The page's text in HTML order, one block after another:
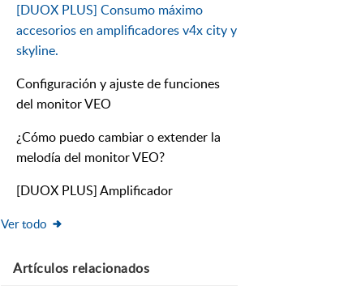
[DUOX PLUS] Consumo máximo
accesorios en amplificadores v4x city y
skyline.
Configuración y ajuste de funciones
del monitor VEO
¿Cómo puedo cambiar o extender la
melodía del monitor VEO?
[DUOX PLUS] Amplificador
Ver todo
Artículos relacionados